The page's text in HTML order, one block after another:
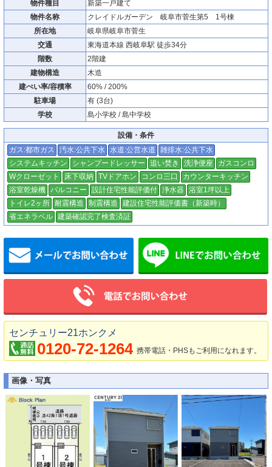
物件種目
新築一戸建て
物件名称
クレイドルガーデン 岐阜市菅生第5 1号棟
所在地
岐阜県岐阜市菅生
交通
東海道本線 西岐阜駅 徒歩34分
階数
2階建
建物構造
木造
建ぺい率/容積率
60% / 200%
駐車場
有 (3台)
学校
島小学校 / 島中学校
設備・条件
ガス:都市ガス
汚水:公共下水 水道:公営水道
雑排水:公共下水
システムキッチン
シャンプードレッサー 追い焚き 洗浄便座
ガスコンロ
Wクローゼット
床下収納 TVドアホン コンロ三口
カウンターキッチン
浴室乾燥機 バルコニー 設計住宅性能評価付 浄水器
浴室1坪以上
トイレ2ヶ所 耐震構造 制震構造
建設住宅性能評価書（新築時）
省エネラベル 建築確認完了検査済証
メールでお問い合わせ
センチュリー21ホンクメ
0120-72-1264 携帯電話・PHSもご利用になれます。
画像・写真